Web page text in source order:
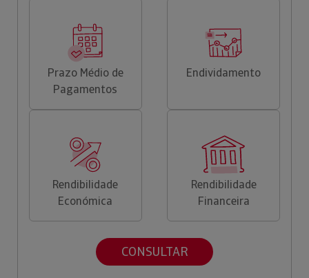
Prazo Médio de
Pagamentos
Endividamento
Rendibilidade
Económica
Rendibilidade
Financeira
CONSULTAR